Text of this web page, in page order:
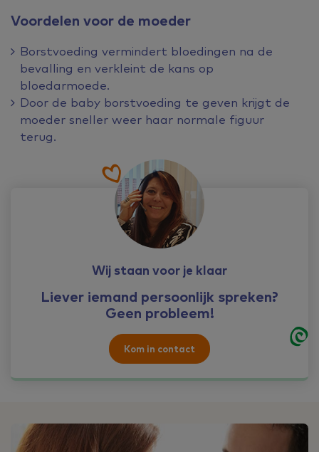
Voordelen voor de moeder
Borstvoeding vermindert bloedingen na de
bevalling en verkleint de kans op
bloedarmoede.
Door de baby borstvoeding te geven krijgt de
moeder sneller weer haar normale figuur
terug.
Wij staan voor je klaar
Liever iemand persoonlijk spreken?
Geen probleem!
Kom in contact